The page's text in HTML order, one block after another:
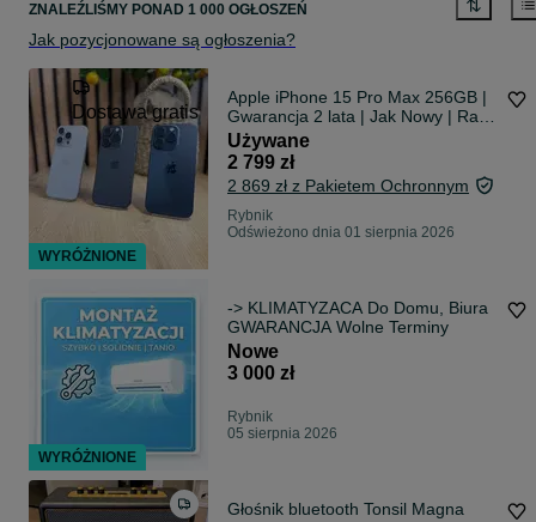
ZNALEŹLIŚMY PONAD 1 000 OGŁOSZEŃ
Jak pozycjonowane są ogłoszenia?
Dostawa gratis
Apple iPhone 15 Pro Max 256GB |
Gwarancja 2 lata | Jak Nowy | Raty
0%
Używane
2 799 zł
2 869 zł z Pakietem Ochronnym
Rybnik
Odświeżono dnia 01 sierpnia 2026
-> KLIMATYZACA Do Domu, Biura
GWARANCJA Wolne Terminy
Nowe
3 000 zł
Rybnik
05 sierpnia 2026
Głośnik bluetooth Tonsil Magna
WYRÓŻNIONE
WYRÓŻNIONE